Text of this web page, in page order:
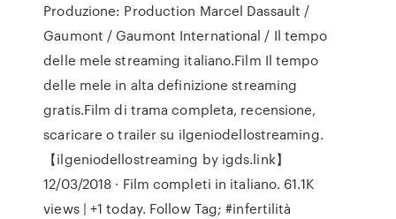
Produzione: Production Marcel Dassault /
Gaumont / Gaumont International / Il tempo
delle mele streaming italiano.Film Il tempo
delle mele in alta definizione streaming
gratis.Film di trama completa, recensione,
scaricare o trailer su ilgeniodellostreaming.
【ilgeniodellostreaming by igds.link】
12/03/2018 · Film completi in italiano. 61.1K
views | +1 today. Follow Tag; #infertilità